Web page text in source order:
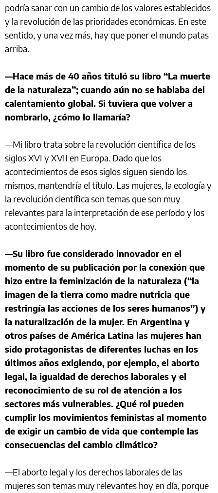
podría sanar con un cambio de los valores establecidos
y la revolución de las prioridades económicas. En este
sentido, y una vez más, hay que poner el mundo patas
arriba.
—Hace más de 40 años tituló su libro “La muerte
de la naturaleza”; cuando aún no se hablaba del
calentamiento global. Si tuviera que volver a
nombrarlo, ¿cómo lo llamaría?
—Mi libro trata sobre la revolución científica de los
siglos XVI y XVII en Europa. Dado que los
acontecimientos de esos siglos siguen siendo los
mismos, mantendría el título. Las mujeres, la ecología y
la revolución científica son temas que son muy
relevantes para la interpretación de ese período y los
acontecimientos de hoy.
—Su libro fue considerado innovador en el
momento de su publicación por la conexión que
hizo entre la feminización de la naturaleza (“la
imagen de la tierra como madre nutricia que
restringía las acciones de los seres humanos”) y
la naturalización de la mujer. En Argentina y
otros países de América Latina las mujeres han
sido protagonistas de diferentes luchas en los
últimos años exigiendo, por ejemplo, el aborto
legal, la igualdad de derechos laborales y el
reconocimiento de su rol de atención a los
sectores más vulnerables. ¿Qué rol pueden
cumplir los movimientos feministas al momento
de exigir un cambio de vida que contemple las
consecuencias del cambio climático?
—El aborto legal y los derechos laborales de las
mujeres son temas muy relevantes hoy en día, porque